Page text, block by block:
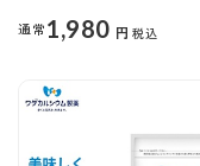
通常 1,980 円 税込